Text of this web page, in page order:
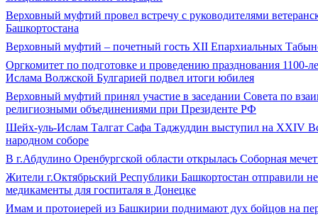
Верховный муфтий провел встречу с руководителями
Башкортостана
Верховный муфтий – почетный гость ХII Епархиальных
Оргкомитет по подготовке и проведению празднования 1100-
Ислама Волжской Булгарией подвел итоги юбилея
Верховный муфтий принял участие в заседании Совета по
религиозными объединениями при Президенте РФ
Шейх-уль-Ислам Талгат Сафа Таджуддин выступил на XXIV
народном соборе
В г.Абдулино Оренбургской области открылась Соборная
Жители г.Октябрьский Республики Башкортостан отправили
медикаменты для госпиталя в Донецке
Имам и протоиерей из Башкирии поднимают дух бойцов на